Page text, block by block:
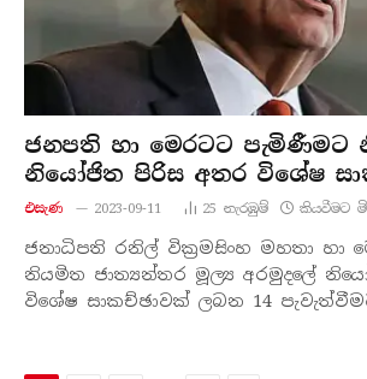
ජනපති හා මෙරටට පැමිණීමට
නියෝජිත පිරිස අතර විශේෂ
එසැණ 2023-09-11 25 නැරඹු​ම් කියවීමට
ජනාධිපති රනිල් වික්‍රමසිංහ මහතා හා
නියමිත ජාත්‍යන්තර මූල්‍ය අරමුදලේ
විශේෂ සාකච්ඡාවක් ලබන 14